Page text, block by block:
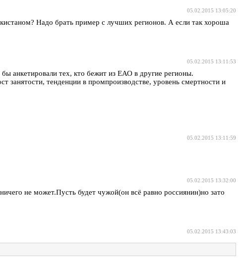
05.02.2015 13:05:20
Надо брать пример с лучших регионов. А если так хороша
05.02.2015 13:11:53
анкетировали тех, кто бежит из ЕАО в другие регионы.
занятости, тенденции в промпроизводстве, уровень смертности и
05.02.2015 13:11:59
05.02.2015 13:32:00
не может.Пусть будет чужой(он всё равно россиянин)но зато
05.02.2015 13:43:03